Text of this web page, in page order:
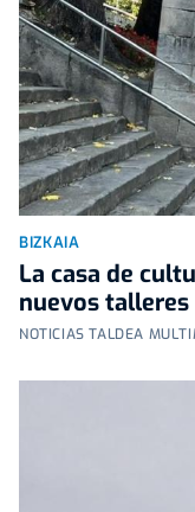
BIZKAIA
La casa de
nuevos talleres
NOTICIAS TALDEA